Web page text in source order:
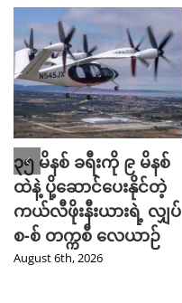
၃၅ မိနစ် ခရီးကို ၉ မိနစ်
ထဲနဲ့ ပို့ဆောင်ပေးနိုင်တဲ့
ကယ်လီဖိုးနီးယားရဲ့ လျှပ်
စ-စ် တက္ကစီ လေယာဉ်
August 6th, 2026